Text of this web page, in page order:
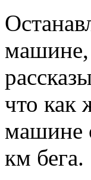
что как
машине
км бега.